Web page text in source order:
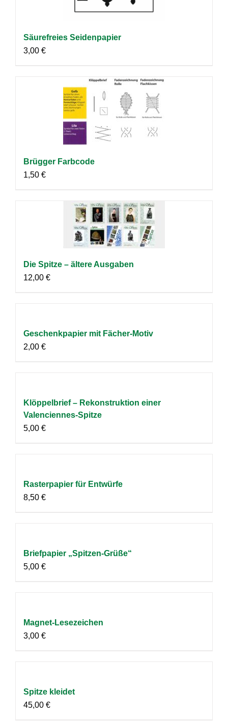
Säurefreies Seidenpapier
3,00 €
Brügger Farbcode
1,50 €
Die Spitze – ältere Ausgaben
12,00 €
Geschenkpapier mit Fächer-Motiv
2,00 €
Klöppelbrief – Rekonstruktion einer
Valenciennes-Spitze
5,00 €
Rasterpapier für Entwürfe
8,50 €
Briefpapier „Spitzen-Grüße“
5,00 €
Magnet-Lesezeichen
3,00 €
Spitze kleidet
45,00 €